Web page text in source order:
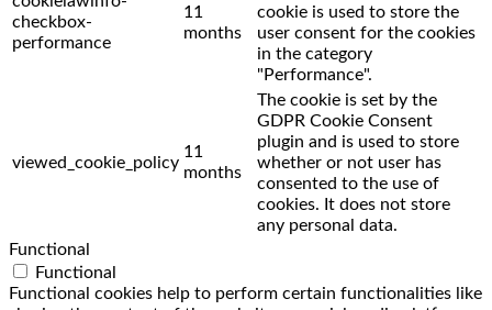
checkbox-
performance
11
months
cookie is used to store the
user consent for the cookies
in the category
"Performance".
viewed_cookie_policy
11
months
The cookie is set by the
GDPR Cookie Consent
plugin and is used to store
whether or not user has
consented to the use of
cookies. It does not store
any personal data.
Functional
Functional
Functional cookies help to perform certain functionalities like